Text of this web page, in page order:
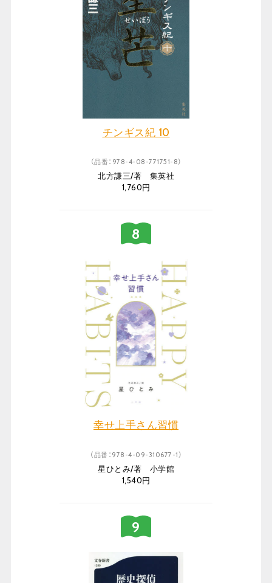
チンギス紀 10
（品番：978-4-08-771751-8）
北方謙三/著 集英社
1,760円
幸せ上手さん習慣
（品番：978-4-09-310677-1）
星ひとみ/著 小学館
1,540円